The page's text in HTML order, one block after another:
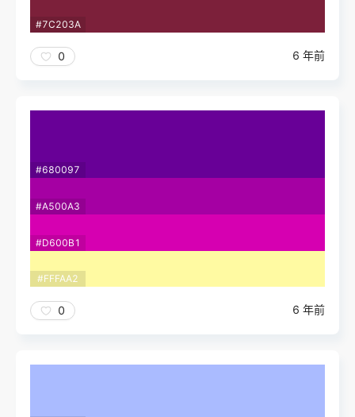
#7C203A
0 6 年前
#680097
#A500A3
#D600B1
#FFFAA2
0 6 年前